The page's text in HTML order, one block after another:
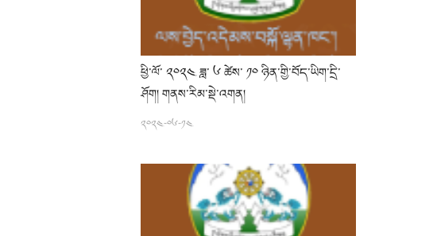
ཕྱི་ལོ་ ༢༠༢༤ ཟླ་ ༦ ཚེས་ ༡༠ ཉིན་གྱི་བོད་ཡིག་དྲི་
ཤོག། གནས་རིམ་སྡེ་འགན།
༢༠༢༤-༠༦-༡༤